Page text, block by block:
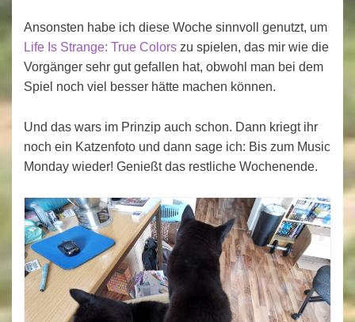
Ansonsten habe ich diese Woche sinnvoll genutzt, um
Life Is Strange: True Colors zu spielen, das mir wie die
Vorgänger sehr gut gefallen hat, obwohl man bei dem
Spiel noch viel besser hätte machen können.
Und das wars im Prinzip auch schon. Dann kriegt ihr
noch ein Katzenfoto und dann sage ich: Bis zum Music
Monday wieder! Genießt das restliche Wochenende.